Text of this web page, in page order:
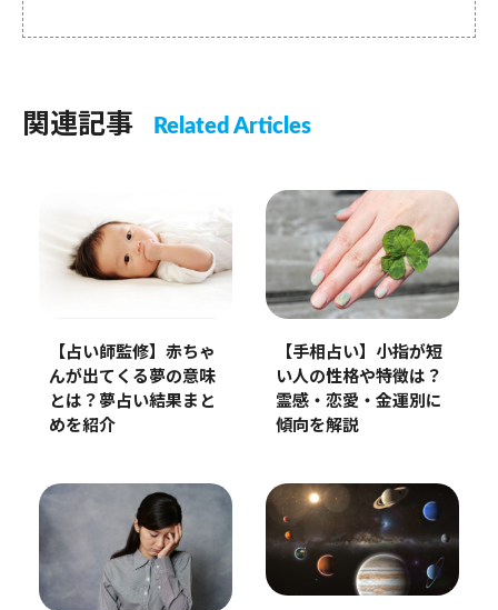
関連記事 Related Articles
【占い師監修】赤ちゃ
んが出てくる夢の意味
とは？夢占い結果まと
めを紹介
【手相占い】小指が短
い人の性格や特徴は？
霊感・恋愛・金運別に
傾向を解説